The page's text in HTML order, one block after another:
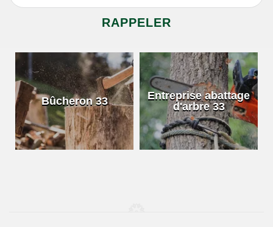
Bûcheron 33
Entreprise abattage
d'arbre 33